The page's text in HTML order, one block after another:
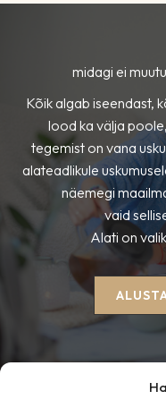
midagi ei
Kõik algab iseendast,
lood ka välja
tegemist on vana
alateadlikule
näemegi
vaid
Alati on